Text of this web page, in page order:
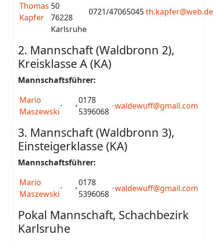
Thomas
Kapfer
50
76228
Karlsruhe
0721/47065045th.kapfer@web.de
2. Mannschaft (Waldbronn 2),
Kreisklasse A (KA)
Mannschaftsführer:
Mario
Maszewski
0178
5396068
waldewuff@gmail.com
3. Mannschaft (Waldbronn 3),
Einsteigerklasse (KA)
Mannschaftsführer:
Mario
Maszewski
0178
5396068
waldewuff@gmail.com
Pokal Mannschaft, Schachbezirk
Karlsruhe